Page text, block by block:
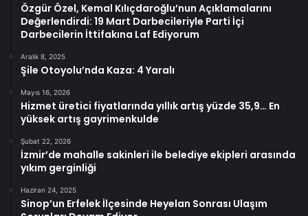
Özgür Özel, Kemal Kılıçdaroğlu’nun Açıklamalarını
Değerlendirdi: 19 Mart Darbecileriyle Parti İçi
Darbecilerin İttifakına Laf Ediyorum
Aralık 8, 2025
Şile Otoyolu’nda Kaza: 4 Yaralı
Mayıs 16, 2026
Hizmet üretici fiyatlarında yıllık artış yüzde 35,9… En
yüksek artış gayrimenkulde
Şubat 22, 2026
İzmir’de mahalle sakinleri ile belediye ekipleri arasında
yıkım gerginliği
Haziran 24, 2025
Sinop’un Erfelek İlçesinde Heyelan Sonrası Ulaşım